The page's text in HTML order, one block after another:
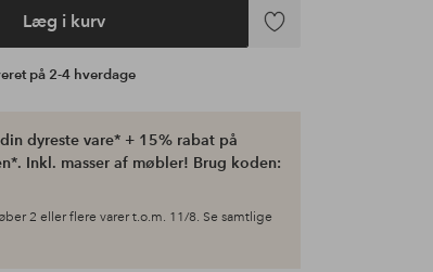
Læg i kurv
Tilføj
på 2-4 hverdage
dyreste vare* + 15% rabat på
Inkl. masser af møbler! Brug koden:
2 eller flere varer t.o.m. 11/8. Se samtlige